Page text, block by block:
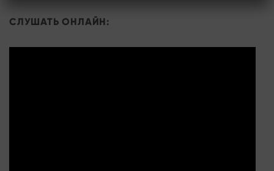
СЛУШАТЬ ОНЛАЙН: